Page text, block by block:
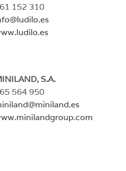
152 310
S.A.
564 950